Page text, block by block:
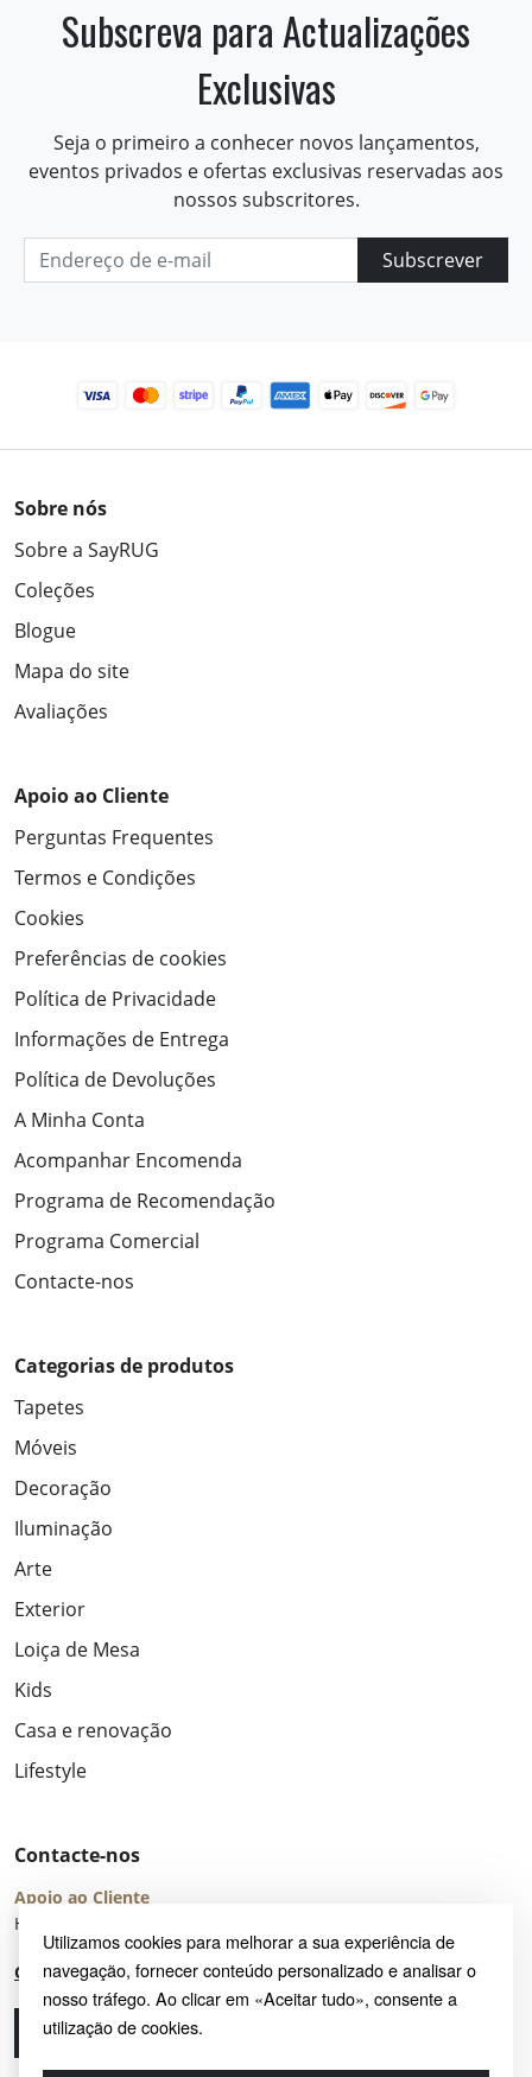
Utilizamos cookies para melhorar a sua experiência de
navegação, fornecer conteúdo personalizado e analisar o
nosso tráfego. Ao clicar em «Aceitar tudo», consente a
utilização de cookies.
Subscreva para Actualizações
Exclusivas
Seja o primeiro a conhecer novos lançamentos,
eventos privados e ofertas exclusivas reservadas aos
nossos subscritores.
Subscrever
Sobre nós
Sobre a SayRUG
Coleções
Blogue
Mapa do site
Avaliações
Apoio ao Cliente
Perguntas Frequentes
Termos e Condições
Cookies
Preferências de cookies
Política de Privacidade
Informações de Entrega
Política de Devoluções
A Minha Conta
Acompanhar Encomenda
Programa de Recomendação
Programa Comercial
Contacte-nos
Categorias de produtos
Tapetes
Móveis
Decoração
Iluminação
Arte
Exterior
Loiça de Mesa
Kids
Casa e renovação
Lifestyle
Contacte-nos
Apoio ao Cliente
Horário de Atendimento: seg – sex 8:00 – 16:00 (UTC+2)
Centro de Ajuda
Ligue-nos